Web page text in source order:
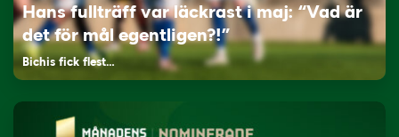
Hans fullträff var läckrast i maj: “Vad är
det för mål egentligen?!”
Bichis fick flest…